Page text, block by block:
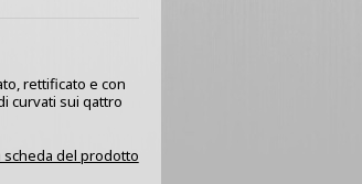
rettificato e con
curvati sui qattro
scheda del prodotto